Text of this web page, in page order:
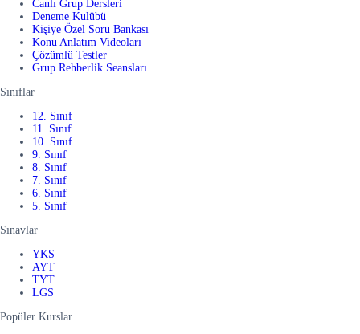
Canlı Grup Dersleri
Deneme Kulübü
Kişiye Özel Soru Bankası
Konu Anlatım Videoları
Çözümlü Testler
Grup Rehberlik Seansları
Sınıflar
12. Sınıf
11. Sınıf
10. Sınıf
9. Sınıf
8. Sınıf
7. Sınıf
6. Sınıf
5. Sınıf
Sınavlar
YKS
AYT
TYT
LGS
Popüler Kurslar